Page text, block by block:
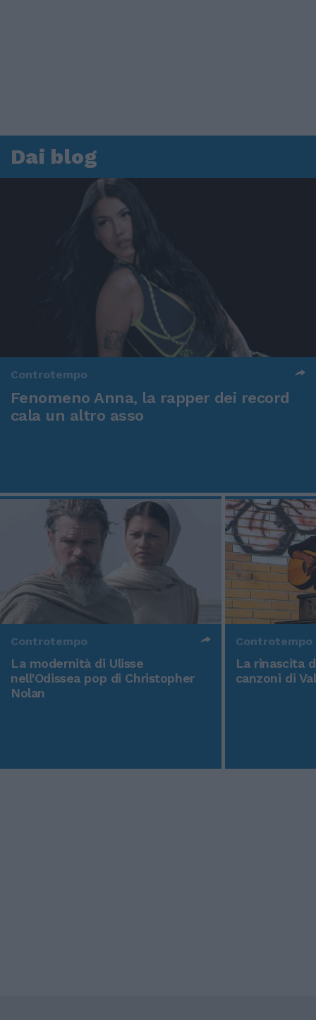
Dai blog
Controtempo
Fenomeno Anna, la rapper dei record
cala un altro asso
Controtempo
La modernità di Ulisse
nell'Odissea pop di Christopher
Nolan
Controtempo
La rinascita
canzoni di